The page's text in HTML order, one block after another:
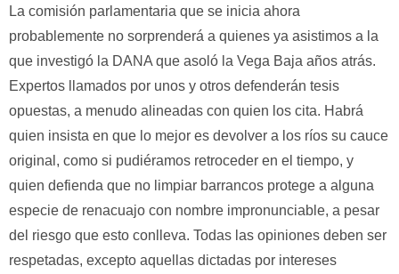
La comisión parlamentaria que se inicia ahora
probablemente no sorprenderá a quienes ya asistimos a la
que investigó la DANA que asoló la Vega Baja años atrás.
Expertos llamados por unos y otros defenderán tesis
opuestas, a menudo alineadas con quien los cita. Habrá
quien insista en que lo mejor es devolver a los ríos su cauce
original, como si pudiéramos retroceder en el tiempo, y
quien defienda que no limpiar barrancos protege a alguna
especie de renacuajo con nombre impronunciable, a pesar
del riesgo que esto conlleva. Todas las opiniones deben ser
respetadas, excepto aquellas dictadas por intereses